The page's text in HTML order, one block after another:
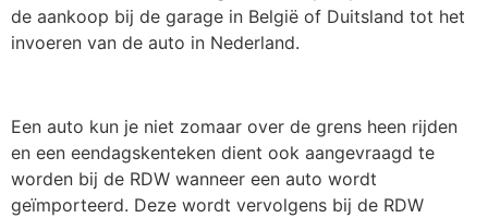
de aankoop bij de garage in België of Duitsland tot het
invoeren van de auto in Nederland.
Een auto kun je niet zomaar over de grens heen rijden
en een eendagskenteken dient ook aangevraagd te
worden bij de RDW wanneer een auto wordt
geïmporteerd. Deze wordt vervolgens bij de RDW